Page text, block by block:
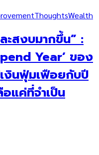
ThoughtsWealth
ะสงบมากขึ้น” :
Year’ ของ
งินฟุ่มเฟือยกับปี
แค่ที่จำเป็น